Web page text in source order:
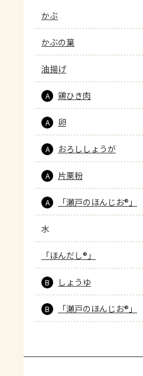
かぶ
かぶの葉
油揚げ
A 鶏ひき肉
A 卵
A おろししょうが
A 片栗粉
A 「瀬戸のほんじお®」
水
「ほんだし®」
B しょうゆ
B 「瀬戸のほんじお®」